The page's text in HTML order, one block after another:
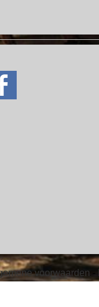
voorwaarden -